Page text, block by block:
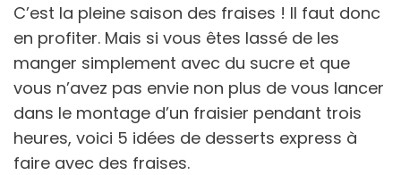
C’est la pleine saison des fraises ! Il faut donc
en profiter. Mais si vous êtes lassé de les
manger simplement avec du sucre et que
vous n’avez pas envie non plus de vous lancer
dans le montage d’un fraisier pendant trois
heures, voici 5 idées de desserts express à
faire avec des fraises.